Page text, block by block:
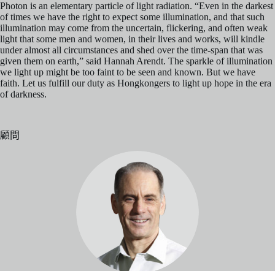
Photon is an elementary particle of light radiation. “Even in the darkest
of times we have the right to expect some illumination, and that such
illumination may come from the uncertain, flickering, and often weak
light that some men and women, in their lives and works, will kindle
under almost all circumstances and shed over the time-span that was
given them on earth,” said Hannah Arendt. The sparkle of illumination
we light up might be too faint to be seen and known. But we have
faith. Let us fulfill our duty as Hongkongers to light up hope in the era
of darkness.
顧問